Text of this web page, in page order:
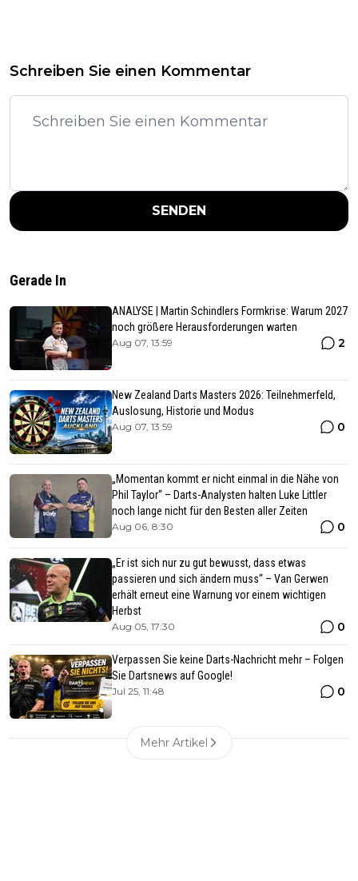
Schreiben Sie einen Kommentar
SENDEN
Gerade In
ANALYSE | Martin Schindlers Formkrise: Warum 2027
noch größere Herausforderungen warten
Aug 07, 13:59 2
New Zealand Darts Masters 2026: Teilnehmerfeld,
Auslosung, Historie und Modus
Aug 07, 13:59 0
„Momentan kommt er nicht einmal in die Nähe von
Phil Taylor“ – Darts-Analysten halten Luke Littler
noch lange nicht für den Besten aller Zeiten
Aug 06, 8:30 0
„Er ist sich nur zu gut bewusst, dass etwas
passieren und sich ändern muss“ – Van Gerwen
erhält erneut eine Warnung vor einem wichtigen
Herbst
Aug 05, 17:30 0
Verpassen Sie keine Darts-Nachricht mehr – Folgen
Sie Dartsnews auf Google!
Jul 25, 11:48 0
Mehr Artikel